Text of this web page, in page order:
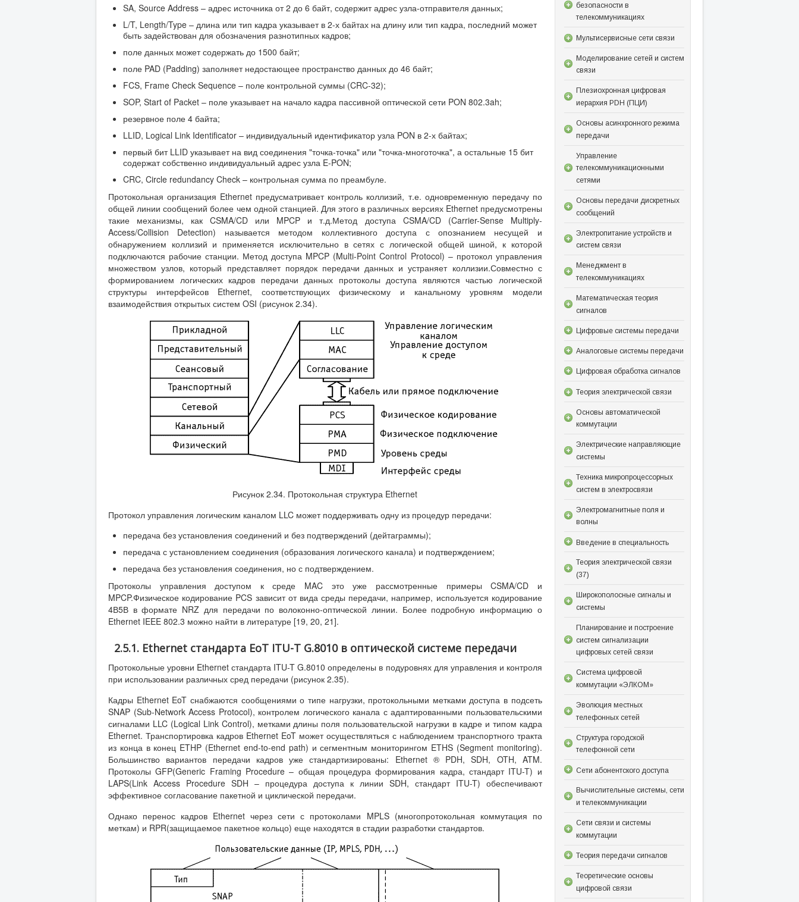
SA, Source Address – адрес источника от 2 до 6 байт, содержит адрес узла-отправителя данных;
L/T, Length/Type – длина или тип кадра указывает в 2-х байтах на длину или тип кадра, последний может
быть задействован для обозначения разнотипных кадров;
поле данных может содержать до 1500 байт;
поле PAD (Padding) заполняет недостающее пространство данных до 46 байт;
FCS, Frame Check Sequence – поле контрольной суммы (CRC-32);
SOP, Start of Packet – поле указывает на начало кадра пассивной оптической сети PON 802.3ah;
резервное поле 4 байта;
LLID, Logical Link Identificator – индивидуальный идентификатор узла PON в 2-х байтах;
первый бит LLID указывает на вид соединения "точка-точка" или "точка-многоточка", а остальные 15 бит
содержат собственно индивидуальный адрес узла E-PON;
CRC, Circle redundancy Check – контрольная сумма по преамбуле.
Протокольная организация Ethernet предусматривает контроль коллизий, т.е. одновременную передачу по
общей линии сообщений более чем одной станцией. Для этого в различных версиях Ethernet предусмотрены
такие механизмы, как CSMA/CD или MPCP и т.д.Метод доступа CSMA/CD (Carrier-Sense Multiply-
Access/Collision Detection) называется методом коллективного доступа с опознанием несущей и
обнаружением коллизий и применяется исключительно в сетях с логической общей шиной, к которой
подключаются рабочие станции. Метод доступа MPCP (Multi-Point Control Protocol) – протокол управления
множеством узлов, который представляет порядок передачи данных и устраняет коллизии.Совместно с
формированием логических кадров передачи данных протоколы доступа являются частью логической
структуры интерфейсов Ethernet, соответствующих физическому и канальному уровням модели
взаимодействия открытых систем OSI (рисунок 2.34).
Рисунок 2.34. Протокольная структура Ethernet
Протокол управления логическим каналом LLC может поддерживать одну из процедур передачи:
передача без установления соединений и без подтверждений (дейтаграммы);
передача с установлением соединения (образования логического канала) и подтверждением;
передача без установления соединения, но с подтверждением.
Протоколы управления доступом к среде MAC это уже рассмотренные примеры CSMA/CD и
MPCP.Физическое кодирование PCS зависит от вида среды передачи, например, используется кодирование
4В5В в формате NRZ для передачи по волоконно-оптической линии. Более подробную информацию о
Ethernet IEEE 802.3 можно найти в литературе [19, 20, 21].
2.5.1. Ethernet стандарта EoT ITU-T G.8010 в оптической системе передачи
Протокольные уровни Ethernet стандарта ITU-T G.8010 определены в подуровнях для управления и контроля
при использовании различных сред передачи (рисунок 2.35).
Кадры Ethernet EoT снабжаются сообщениями о типе нагрузки, протокольными метками доступа в подсеть
SNAP (Sub-Network Access Protocol), контролем логического канала с адаптированными пользовательскими
сигналами LLC (Logical Link Control), метками длины поля пользовательской нагрузки в кадре и типом кадра
Ethernet. Транспортировка кадров Ethernet EoT может осуществляться с наблюдением транспортного тракта
из конца в конец ETHP (Ethernet end-to-end path) и сегментным мониторингом ETHS (Segment monitoring).
Большинство вариантов передачи кадров уже стандартизированы: Ethernet ® PDH, SDH, OTH, ATM.
Протоколы GFP(Generic Framing Procedure – общая процедура формирования кадра, стандарт ITU-T) и
LAPS(Link Access Procedure SDH – процедура доступа к линии SDH, стандарт ITU-T) обеспечивают
эффективное согласование пакетной и циклической передачи.
Однако перенос кадров Ethernet через сети с протоколами MPLS (многопротокольная коммутация по
меткам) и RPR(защищаемое пакетное кольцо) еще находятся в стадии разработки стандартов.
безопасности в
телекоммуникациях
Мультисервисные сети связи
Моделирование сетей и систем
связи
Плезиохронная цифровая
иерархия PDH (ПЦИ)
Основы асинхронного режима
передачи
Управление
телекоммуникационными
сетями
Основы передачи дискретных
сообщений
Электропитание устройств и
систем связи
Менеджмент в
телекоммуникациях
Математическая теория
сигналов
Цифровые системы передачи
Аналоговые системы передачи
Цифровая обработка сигналов
Теория электрической связи
Основы автоматической
коммутации
Электрические направляющие
системы
Техника микропроцессорных
систем в электросвязи
Электромагнитные поля и
волны
Введение в специальность
Теория электрической связи
(37)
Широкополосные сигналы и
системы
Планирование и построение
систем сигнализации
цифровых сетей связи
Система цифровой
коммутации «ЭЛКОМ»
Эволюция местных
телефонных сетей
Структура городской
телефонной сети
Сети абонентского доступа
Вычислительные системы, сети
и телекоммуникации
Сети связи и системы
коммутации
Теория передачи сигналов
Теоретические основы
цифровой связи